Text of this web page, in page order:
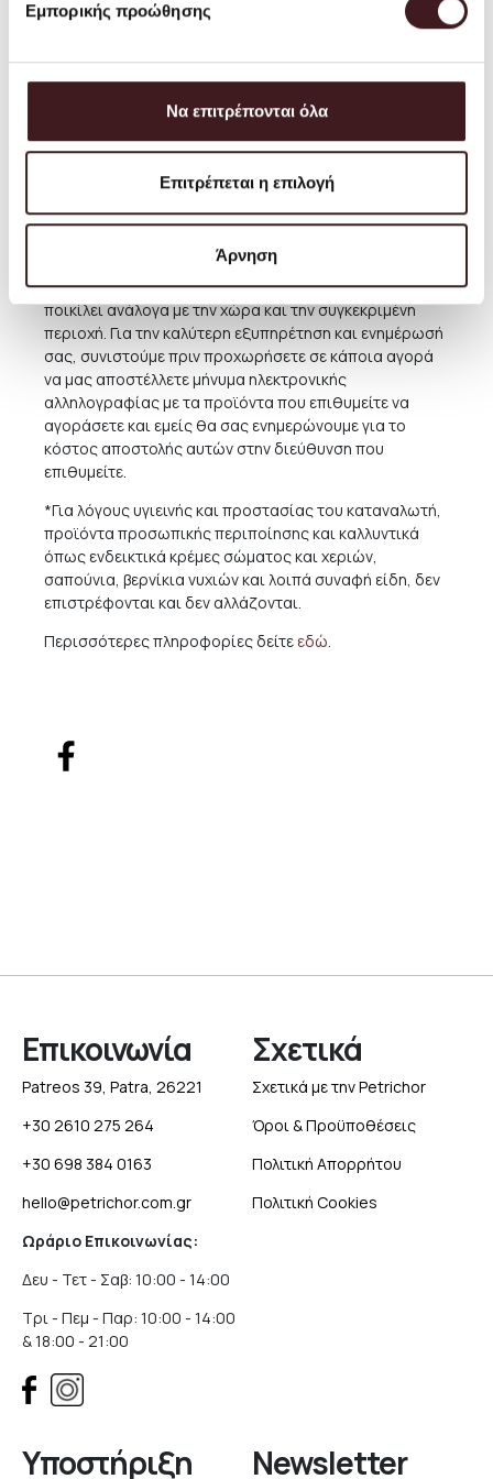
Εμπορικής προώθησης
Να επιτρέπονται όλα
Επιτρέπεται η επιλογή
Άρνηση
απαιτούν ειδική παράδοση ή ενδεχομένως και
περιπτώσεις αυτές, μετά την ολοκλήρωση της
παραγγελίας, παρακαλούμε συνεννοηθείτε σχετικά
μαζί μας, καλώντας μας στο τηλ. (+30) 210 220 8434 ή
orders@petrichor.com.gr. Στοχεύουμε πάντοτε στο να
προσφέρου με την καλύτερη και πιο οικονομική
παραλαβή από το Κατάστημά μας δωρεάν όποτε
Για παραδόσεις σε χώρες του εξωτερικού,το κόστος
ποικίλει ανάλογα με την χώρα και την συγκεκριμένη
περιοχή. Για την καλύτερη εξυπηρέτηση και ενημέρωσή
σας, συνιστούμε πριν προχωρήσετε σε κάποια αγορά
να μας αποστέλλετε μήνυμα ηλεκτρονικής
αλληλογραφίας με τα προϊόντα που επιθυμείτε να
αγοράσετε και εμείς θα σας ενημερώνουμε για το
κόστος αποστολής αυτών στην διεύθυνση που
επιθυμείτε.
*Για λόγους υγιεινής και προστασίας του καταναλωτή,
προϊόντα προσωπικής περιποίησης και καλλυντικά
όπως ενδεικτικά κρέμες σώματος και χεριών,
σαπούνια, βερνίκια νυχιών και λοιπά συναφή είδη, δεν
επιστρέφονται και δεν αλλάζονται.
Περισσότερες πληροφορίες δείτε εδώ.
Επικοινωνία
Patreos 39, Patra, 26221
+30 2610 275 264
+30 698 384 0163
hello@petrichor.com.gr
Ωράριο Επικοινωνίας:
Δευ - Τετ - Σαβ: 10:00 - 14:00
Τρι - Πεμ - Παρ: 10:00 - 14:00
& 18:00 - 21:00
Σχετικά
Σχετικά με την Petrichor
Όροι & Προϋποθέσεις
Πολιτική Απορρήτου
Πολιτική Cookies
Υποστήριξη Newsletter